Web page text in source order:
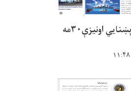
مالیي وزارت برېښنایي اونیزې۳۰مه